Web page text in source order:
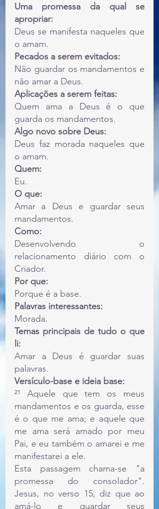
Uma promessa da qual se
apropriar:
Deus se manifesta naqueles que
o amam.
Pecados a serem evitados:
Não guardar os mandamentos e
não amar a Deus.
Aplicações a serem feitas:
Quem ama a Deus é o que
guarda os mandamentos.
Algo novo sobre Deus:
Deus faz morada naqueles que
o amam.
Quem:
Eu.
O que:
Amar a Deus e guardar seus
mandamentos.
Como:
Desenvolvendo o
relacionamento diário com o
Criador.
Por que:
Porque é a base.
Palavras interessantes:
Morada.
Temas principais de tudo o que
li:
Amar a Deus é guardar suas
palavras.
Versículo-base e ideia base:
²¹ Aquele que tem os meus
mandamentos e os guarda, esse
é o que me ama; e aquele que
me ama será amado por meu
Pai, e eu também o amarei e me
manifestarei a ele.
Esta passagem chama-se "a
promessa do consolador".
Jesus, no verso 15, diz que ao
amá-lo e guardar seus